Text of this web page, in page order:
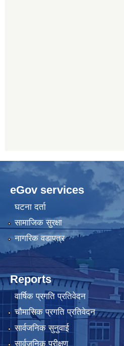
eGov services
घटना दर्ता
सामाजिक सुरक्षा
नागरिक वडापत्र
Reports
वार्षिक प्रगति प्रतिवेदन
चौमासिक प्रगति प्रतिवेदन
सार्वजनिक सुनुवाई
सार्वजनिक परीक्षण